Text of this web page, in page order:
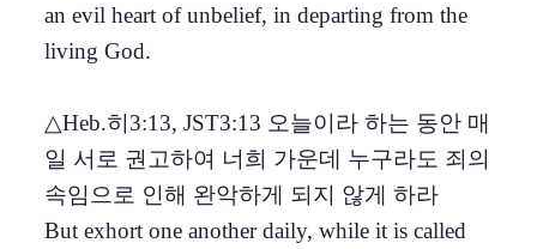
an evil heart of unbelief, in departing from the
living God.
△Heb.히3:13, JST3:13 오늘이라 하는 동안 매
일 서로 권고하여 너희 가운데 누구라도 죄의
속임으로 인해 완악하게 되지 않게 하라
But exhort one another daily, while it is called